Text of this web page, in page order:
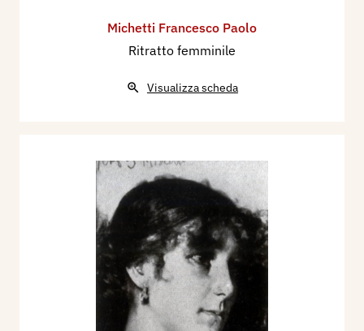
Michetti Francesco Paolo
Ritratto femminile
Visualizza scheda